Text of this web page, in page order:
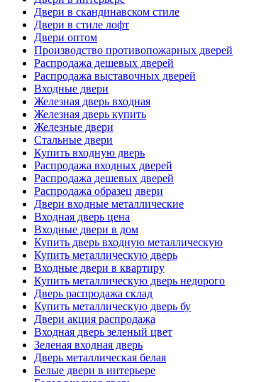
Двери в скандинавском стиле
Двери в стиле лофт
Двери оптом
Производство противопожарных дверей
Распродажа дешевых дверей
Распродажа выставочных дверей
Входные двери
Железная дверь входная
Железная дверь купить
Железные двери
Стальные двери
Купить входную дверь
Распродажа входных дверей
Распродажа дешевых дверей
Распродажа образец двери
Двери входные металлические
Входная дверь цена
Входные двери в дом
Купить дверь входную металлическую
Купить металлическую дверь
Входные двери в квартиру
Купить металлическую дверь недорого
Дверь распродажа склад
Купить металлическую дверь бу
Двери акция распродажа
Входная дверь зеленый цвет
Зеленая входная дверь
Дверь металлическая белая
Белые двери в интерьере